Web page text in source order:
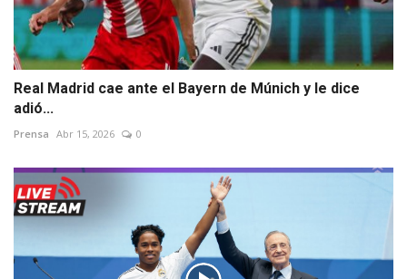
Real Madrid cae ante el Bayern de Múnich y le dice
adió...
Prensa Abr 15, 2026 0